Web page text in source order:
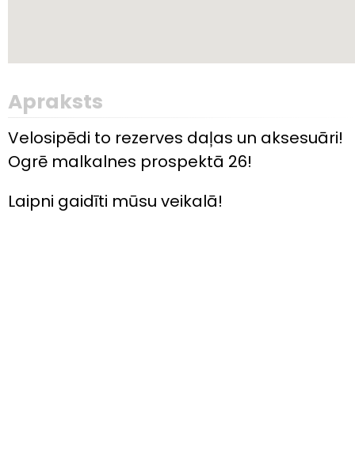
Apraksts
Velosipēdi to rezerves daļas un aksesuāri!
Ogrē malkalnes prospektā 26!
Laipni gaidīti mūsu veikalā!